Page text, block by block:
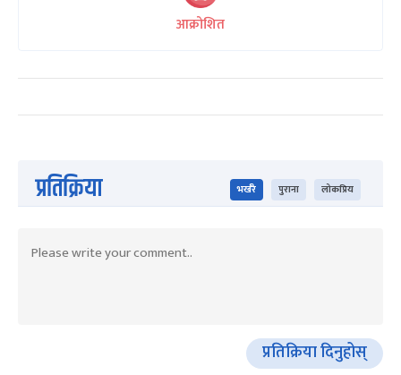
आक्रोशित
प्रतिक्रिया भर्खरै पुराना लोकप्रिय
प्रतिक्रिया दिनुहोस्